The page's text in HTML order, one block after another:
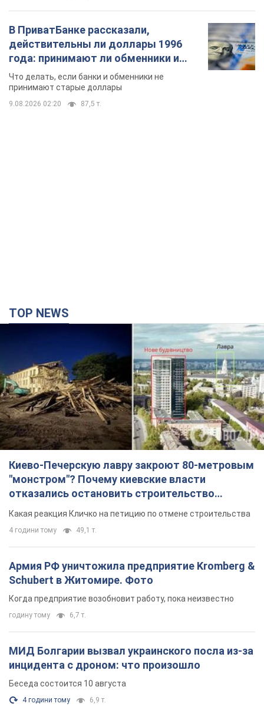
В ПриватБанке рассказали,
действительны ли доллары 1996
года: принимают ли обменники и
банки такие купюры
Что делать, если банки и обменники не
принимают старые доллары
9.08.2026 02:20 87,5 т.
TOP NEWS
Киево-Печерскую лавру закроют 80-метровым
"монстром"? Почему киевские власти
отказались остановить строительство
небоскреба "московского верующего"
Какая реакция Кличко на петицию по отмене строительства
4 години тому 49,1 т.
Армия РФ уничтожила предприятие Kromberg &
Schubert в Житомире. Фото
Когда предприятие возобновит работу, пока неизвестно
годину тому 6,7 т.
МИД Болгарии вызвал украинского посла из-за
инцидента с дроном: что произошло
Беседа состоится 10 августа
4 години тому 6,9 т.